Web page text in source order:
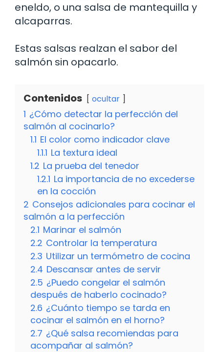
eneldo, o una salsa de mantequilla y
alcaparras.
Estas salsas realzan el sabor del
salmón sin opacarlo.
Contenidos ocultar
1 ¿Cómo detectar la perfección del
salmón al cocinarlo?
1.1 El color como indicador clave
1.1.1 La textura ideal
1.2 La prueba del tenedor
1.2.1 La importancia de no excederse
en la cocción
2 Consejos adicionales para cocinar el
salmón a la perfección
2.1 Marinar el salmón
2.2 Controlar la temperatura
2.3 Utilizar un termómetro de cocina
2.4 Descansar antes de servir
2.5 ¿Puedo congelar el salmón
después de haberlo cocinado?
2.6 ¿Cuánto tiempo se tarda en
cocinar el salmón en el horno?
2.7 ¿Qué salsa recomiendas para
acompañar al salmón?